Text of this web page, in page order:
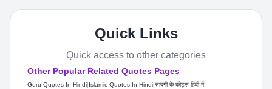
Quick Links
Quick access to other categories
Other Popular Related Quotes Pages
Guru Quotes In Hindi​|Islamic Quotes In Hindi|सादगी के कोट्स हिंदी में|